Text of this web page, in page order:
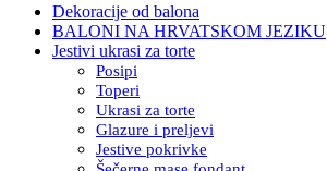
Dekoracije od balona
BALONI NA HRVATSKOM JEZIKU
Jestivi ukrasi za torte
Posipi
Toperi
Ukrasi za torte
Glazure i preljevi
Jestive pokrivke